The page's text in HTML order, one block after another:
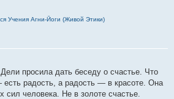
Учения Агни-Йоги (Живой Этики)
просила дать беседу о счастье. Что
есть радость, а радость — в красоте. Она
сил человека. Не в золоте счастье.